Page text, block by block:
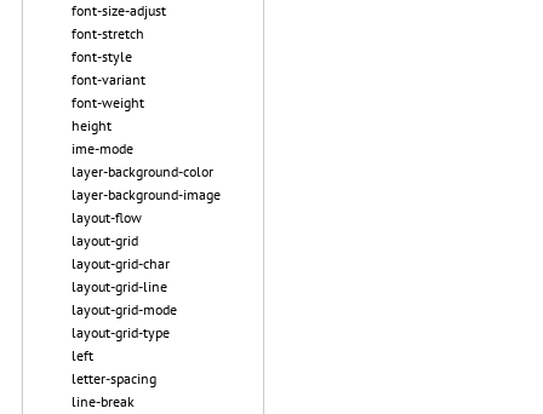
font-size-adjust
font-stretch
font-style
font-variant
font-weight
height
ime-mode
layer-background-color
layer-background-image
layout-flow
layout-grid
layout-grid-char
layout-grid-line
layout-grid-mode
layout-grid-type
left
letter-spacing
line-break